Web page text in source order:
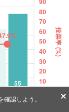
認しよう。